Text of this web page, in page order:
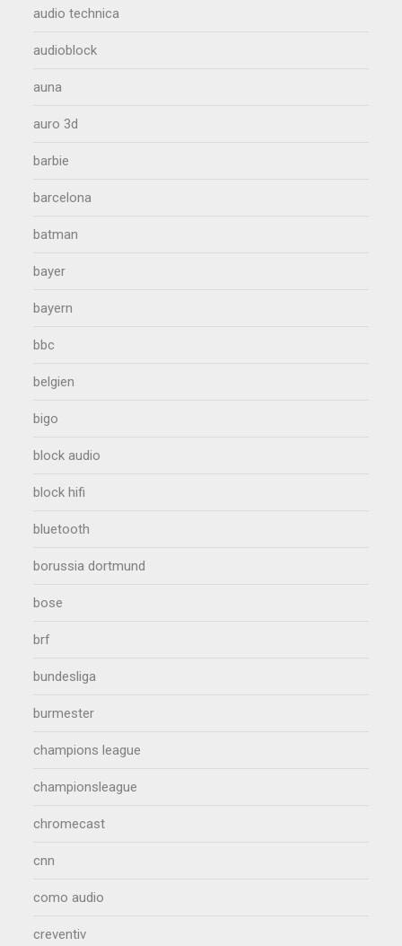
audio technica
audioblock
auna
auro 3d
barbie
barcelona
batman
bayer
bayern
bbc
belgien
bigo
block audio
block hifi
bluetooth
borussia dortmund
bose
brf
bundesliga
burmester
champions league
championsleague
chromecast
cnn
como audio
creventiv